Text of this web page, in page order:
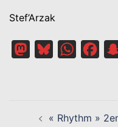
Stef’Arzak
MastodonBluesky
« Rhythm »